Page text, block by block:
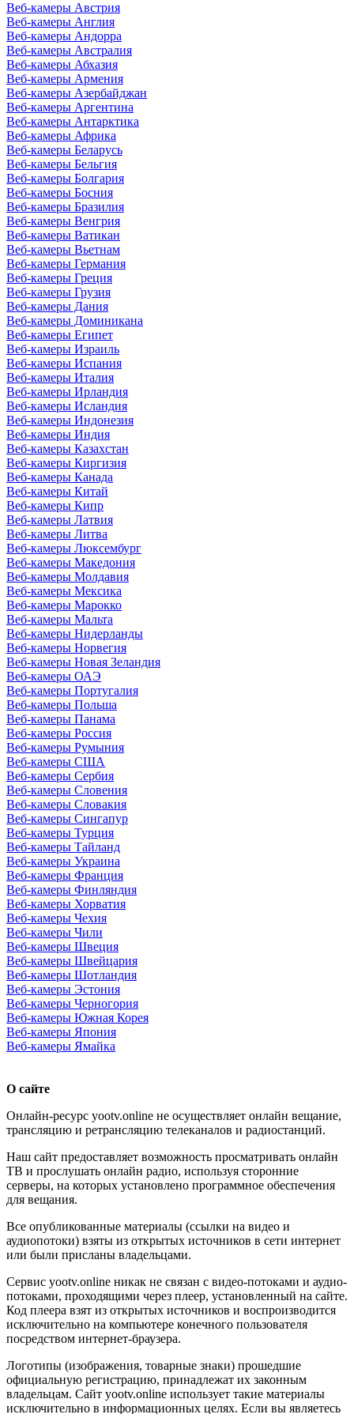
Веб-камеры Австрия
Веб-камеры Англия
Веб-камеры Андорра
Веб-камеры Австралия
Веб-камеры Абхазия
Веб-камеры Армения
Веб-камеры Азербайджан
Веб-камеры Аргентина
Веб-камеры Антарктика
Веб-камеры Африка
Веб-камеры Беларусь
Веб-камеры Бельгия
Веб-камеры Болгария
Веб-камеры Босния
Веб-камеры Бразилия
Веб-камеры Венгрия
Веб-камеры Ватикан
Веб-камеры Вьетнам
Веб-камеры Германия
Веб-камеры Греция
Веб-камеры Грузия
Веб-камеры Дания
Веб-камеры Доминикана
Веб-камеры Египет
Веб-камеры Израиль
Веб-камеры Испания
Веб-камеры Италия
Веб-камеры Ирландия
Веб-камеры Исландия
Веб-камеры Индонезия
Веб-камеры Индия
Веб-камеры Казахстан
Веб-камеры Киргизия
Веб-камеры Канада
Веб-камеры Китай
Веб-камеры Кипр
Веб-камеры Латвия
Веб-камеры Литва
Веб-камеры Люксембург
Веб-камеры Македония
Веб-камеры Молдавия
Веб-камеры Мексика
Веб-камеры Марокко
Веб-камеры Мальта
Веб-камеры Нидерланды
Веб-камеры Норвегия
Веб-камеры Новая Зеландия
Веб-камеры ОАЭ
Веб-камеры Португалия
Веб-камеры Польша
Веб-камеры Панама
Веб-камеры Россия
Веб-камеры Румыния
Веб-камеры США
Веб-камеры Сербия
Веб-камеры Словения
Веб-камеры Словакия
Веб-камеры Сингапур
Веб-камеры Турция
Веб-камеры Тайланд
Веб-камеры Украина
Веб-камеры Франция
Веб-камеры Финляндия
Веб-камеры Хорватия
Веб-камеры Чехия
Веб-камеры Чили
Веб-камеры Швеция
Веб-камеры Швейцария
Веб-камеры Шотландия
Веб-камеры Эстония
Веб-камеры Черногория
Веб-камеры Южная Корея
Веб-камеры Япония
Веб-камеры Ямайка
О сайте
Онлайн-ресурс yootv.online не осуществляет онлайн вещание,
трансляцию и ретрансляцию телеканалов и радиостанций.
Наш сайт предоставляет возможность просматривать онлайн
ТВ и прослушать онлайн радио, используя сторонние
серверы, на которых установлено программное обеспечения
для вещания.
Все опубликованные материалы (ссылки на видео и
аудиопотоки) взяты из открытых источников в сети интернет
или были присланы владельцами.
Сервис yootv.online никак не связан с видео-потоками и аудио-
потоками, проходящими через плеер, установленный на сайте.
Код плеера взят из открытых источников и воспроизводится
исключительно на компьютере конечного пользователя
посредством интернет-браузера.
Логотипы (изображения, товарные знаки) прошедшие
официальную регистрацию, принадлежат их законным
владельцам. Сайт yootv.online использует такие материалы
исключительно в информационных целях. Если вы являетесь